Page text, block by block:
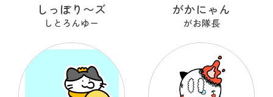
しっぽり〜ズ
しとろんゆー
がかにゃん
がお隊長